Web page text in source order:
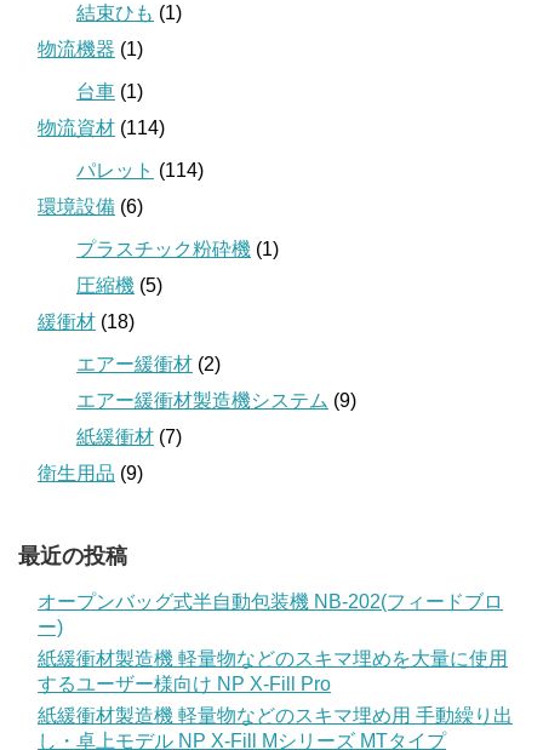
結束ひも (1)
物流機器 (1)
台車 (1)
物流資材 (114)
パレット (114)
環境設備 (6)
プラスチック粉砕機 (1)
圧縮機 (5)
緩衝材 (18)
エアー緩衝材 (2)
エアー緩衝材製造機システム (9)
紙緩衝材 (7)
衛生用品 (9)
最近の投稿
オープンバッグ式半自動包装機 NB-202(フィードブロ
ー)
紙緩衝材製造機 軽量物などのスキマ埋めを大量に使用
するユーザー様向け NP X-Fill Pro
紙緩衝材製造機 軽量物などのスキマ埋め用 手動繰り出
し・卓上モデル NP X-Fill Mシリーズ MTタイプ